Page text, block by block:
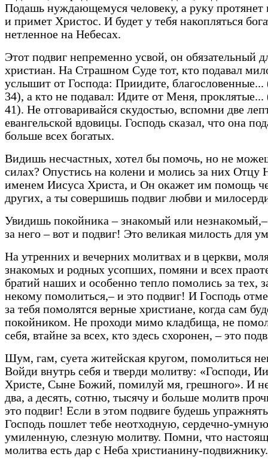
Подашь нуждающемуся человеку, а руку протянет
и примет Христос. И будет у тебя накопляться
нетленное на Небесах.
Этот подвиг непременно усвой, он обязательный
христиан. На Страшном Суде тот, кто подавал
услышит от Господа: Приидите,
34), а кто не подавал: Идите от Меня,
41). Не отговаривайся скудостью, вспомни две
евангельской вдовицы. Господь сказал, что она
больше всех богатых.
Видишь несчастных, хотел бы помочь, но не
силах? Опустись на колени и молись за них Отцу
именем Иисуса Христа, и Он окажет им помощь
других, а ты совершишь подвиг любви и
Увидишь покойника – знакомый или
за него – вот и подвиг! Это великая милость для
На утренних и вечерних молитвах и в церкви,
знакомых и родных усопших, помяни и всех
братий наших и особенно тепло помолись за тех,
некому помолиться,– и это подвиг! И Господь
за тебя помолятся верные христиане, когда сам
покойником. Не проходи мимо кладбища, не
себя, втайне за всех, кто здесь схоронен, – это
Шум, гам, суета житейская кругом, помолиться
Войди внутрь себя и тверди молитву: «Господи,
Христе, Сыне Божий, помилуй мя, грешного». И
два, а десять, сотню, тысячу и больше молитв
это подвиг! Если в этом подвиге будешь
Господь пошлет тебе неотходную, сердечно-
умиленную, слезную молитву. Помни, что
молитва есть дар с Неба христианину-подвижнику.